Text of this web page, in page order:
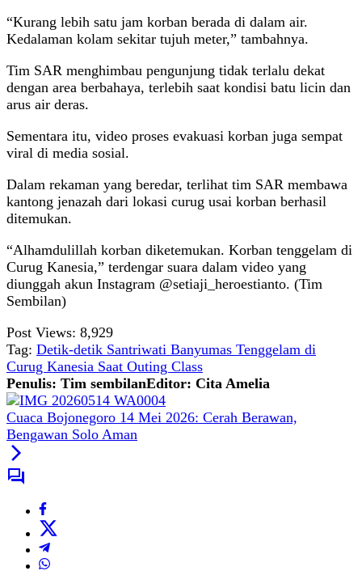
“Kurang lebih satu jam korban berada di dalam air.
Kedalaman kolam sekitar tujuh meter,” tambahnya.
Tim SAR menghimbau pengunjung tidak terlalu dekat
dengan area berbahaya, terlebih saat kondisi batu licin dan
arus air deras.
Sementara itu, video proses evakuasi korban juga sempat
viral di media sosial.
Dalam rekaman yang beredar, terlihat tim SAR membawa
kantong jenazah dari lokasi curug usai korban berhasil
ditemukan.
“Alhamdulillah korban diketemukan. Korban tenggelam di
Curug Kanesia,” terdengar suara dalam video yang
diunggah akun Instagram @setiaji_heroestianto. (Tim
Sembilan)
Post Views: 8,929
Tag: Detik-detik Santriwati Banyumas Tenggelam di
Curug Kanesia Saat Outing Class
Penulis: Tim sembilanEditor: Cita Amelia
Cuaca Bojonegoro 14 Mei 2026: Cerah Berawan,
Bengawan Solo Aman